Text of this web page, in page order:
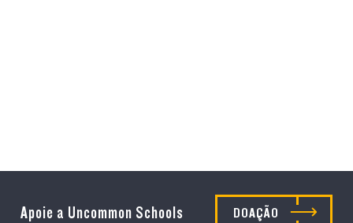
Apoie a Uncommon Schools DOAÇÃO